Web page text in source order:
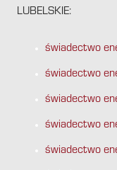
LUBELSKIE:
świadectwo
świadectwo
świadectwo
świadectwo
świadectwo